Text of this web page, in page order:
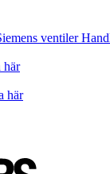
ventiler
här
här